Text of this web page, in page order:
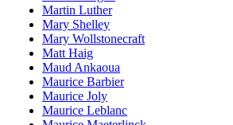
Martin Luther
Mary Shelley
Mary Wollstonecraft
Matt Haig
Maud Ankaoua
Maurice Barbier
Maurice Joly
Maurice Leblanc